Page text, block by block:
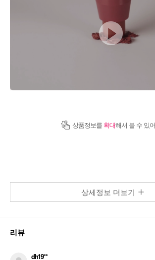
상품정보를 확대해서 볼 수 있
상세정보 더보기
리뷰
dh19**